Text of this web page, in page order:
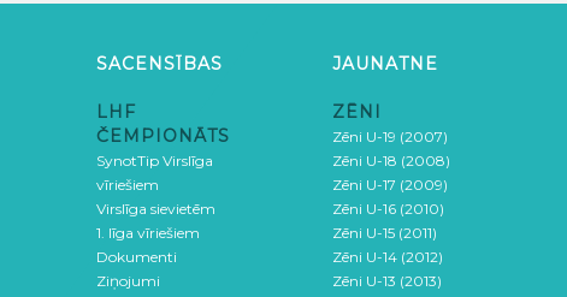
SACENSĪBAS
LHF
ČEMPIONĀTS
SynotTip Virslīga
vīriešiem
Virslīga sievietēm
1. līga vīriešiem
Dokumenti
Ziņojumi
JAUNATNE
ZĒNI
Zēni U-19 (2007)
Zēni U-18 (2008)
Zēni U-17 (2009)
Zēni U-16 (2010)
Zēni U-15 (2011)
Zēni U-14 (2012)
Zēni U-13 (2013)